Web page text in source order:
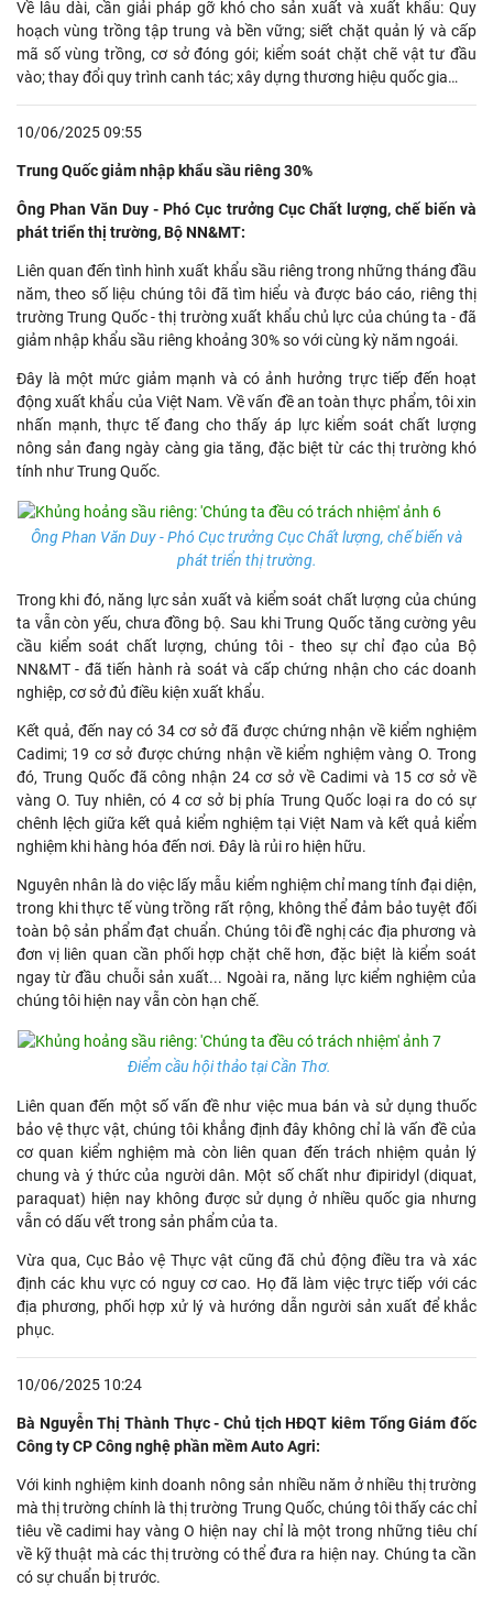
Về lâu dài, cần giải pháp gỡ khó cho sản xuất và xuất khẩu: Quy
hoạch vùng trồng tập trung và bền vững; siết chặt quản lý và cấp
mã số vùng trồng, cơ sở đóng gói; kiểm soát chặt chẽ vật tư đầu
vào; thay đổi quy trình canh tác; xây dựng thương hiệu quốc gia…
10/06/2025 09:55
Trung Quốc giảm nhập khẩu sầu riêng 30%
Ông Phan Văn Duy - Phó Cục trưởng Cục Chất lượng, chế biến và
phát triển thị trường, Bộ NN&MT:
Liên quan đến tình hình xuất khẩu sầu riêng trong những tháng đầu
năm, theo số liệu chúng tôi đã tìm hiểu và được báo cáo, riêng thị
trường Trung Quốc - thị trường xuất khẩu chủ lực của chúng ta - đã
giảm nhập khẩu sầu riêng khoảng 30% so với cùng kỳ năm ngoái.
Đây là một mức giảm mạnh và có ảnh hưởng trực tiếp đến hoạt
động xuất khẩu của Việt Nam. Về vấn đề an toàn thực phẩm, tôi xin
nhấn mạnh, thực tế đang cho thấy áp lực kiểm soát chất lượng
nông sản đang ngày càng gia tăng, đặc biệt từ các thị trường khó
tính như Trung Quốc.
Ông Phan Văn Duy - Phó Cục trưởng Cục Chất lượng, chế biến và
phát triển thị trường.
Trong khi đó, năng lực sản xuất và kiểm soát chất lượng của chúng
ta vẫn còn yếu, chưa đồng bộ. Sau khi Trung Quốc tăng cường yêu
cầu kiểm soát chất lượng, chúng tôi - theo sự chỉ đạo của Bộ
NN&MT - đã tiến hành rà soát và cấp chứng nhận cho các doanh
nghiệp, cơ sở đủ điều kiện xuất khẩu.
Kết quả, đến nay có 34 cơ sở đã được chứng nhận về kiểm nghiệm
Cadimi; 19 cơ sở được chứng nhận về kiểm nghiệm vàng O. Trong
đó, Trung Quốc đã công nhận 24 cơ sở về Cadimi và 15 cơ sở về
vàng O. Tuy nhiên, có 4 cơ sở bị phía Trung Quốc loại ra do có sự
chênh lệch giữa kết quả kiểm nghiệm tại Việt Nam và kết quả kiểm
nghiệm khi hàng hóa đến nơi. Đây là rủi ro hiện hữu.
Nguyên nhân là do việc lấy mẫu kiểm nghiệm chỉ mang tính đại diện,
trong khi thực tế vùng trồng rất rộng, không thể đảm bảo tuyệt đối
toàn bộ sản phẩm đạt chuẩn. Chúng tôi đề nghị các địa phương và
đơn vị liên quan cần phối hợp chặt chẽ hơn, đặc biệt là kiểm soát
ngay từ đầu chuỗi sản xuất... Ngoài ra, năng lực kiểm nghiệm của
chúng tôi hiện nay vẫn còn hạn chế.
Điểm cầu hội thảo tại Cần Thơ.
Liên quan đến một số vấn đề như việc mua bán và sử dụng thuốc
bảo vệ thực vật, chúng tôi khẳng định đây không chỉ là vấn đề của
cơ quan kiểm nghiệm mà còn liên quan đến trách nhiệm quản lý
chung và ý thức của người dân. Một số chất như đipiridyl (diquat,
paraquat) hiện nay không được sử dụng ở nhiều quốc gia nhưng
vẫn có dấu vết trong sản phẩm của ta.
Vừa qua, Cục Bảo vệ Thực vật cũng đã chủ động điều tra và xác
định các khu vực có nguy cơ cao. Họ đã làm việc trực tiếp với các
địa phương, phối hợp xử lý và hướng dẫn người sản xuất để khắc
phục.
10/06/2025 10:24
Bà Nguyễn Thị Thành Thực - Chủ tịch HĐQT kiêm Tổng Giám đốc
Công ty CP Công nghệ phần mềm Auto Agri:
Với kinh nghiệm kinh doanh nông sản nhiều năm ở nhiều thị trường
mà thị trường chính là thị trường Trung Quốc, chúng tôi thấy các chỉ
tiêu về cadimi hay vàng O hiện nay chỉ là một trong những tiêu chí
về kỹ thuật mà các thị trường có thể đưa ra hiện nay. Chúng ta cần
có sự chuẩn bị trước.